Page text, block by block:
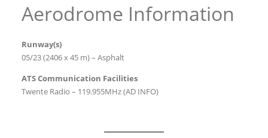
Aerodrome Information
Runway(s)
05/23 (2406 x 45 m) – Asphalt
ATS Communication Facilities
Twente Radio – 119.955MHz (AD INFO)